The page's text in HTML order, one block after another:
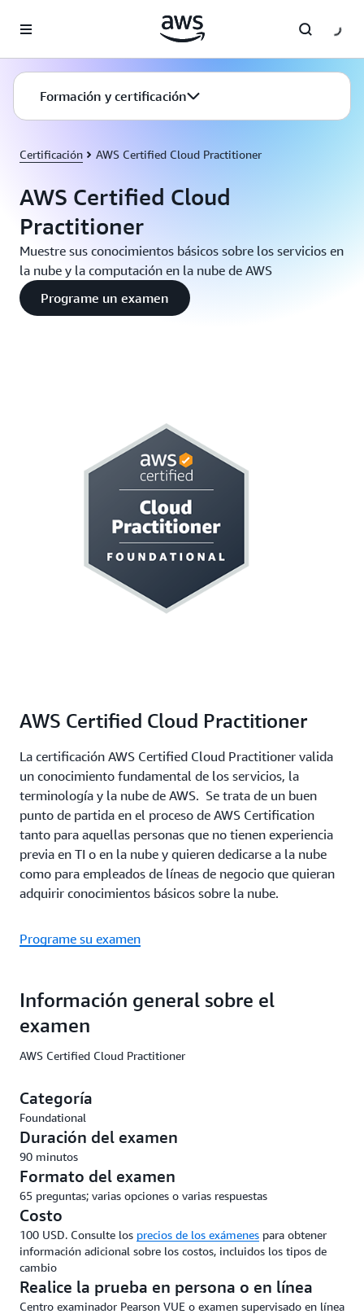
Formación y certificación
Certificación AWS Certified Cloud Practitioner
AWS Certified Cloud
Practitioner
Muestre sus conocimientos básicos sobre los servicios en
la nube y la computación en la nube de AWS
Programe un examen
AWS Certified Cloud Practitioner
La certificación AWS Certified Cloud Practitioner valida
un conocimiento fundamental de los servicios, la
terminología y la nube de AWS. Se trata de un buen
punto de partida en el proceso de AWS Certification
tanto para aquellas personas que no tienen experiencia
previa en TI o en la nube y quieren dedicarse a la nube
como para empleados de líneas de negocio que quieran
adquirir conocimientos básicos sobre la nube.
Programe su examen
Información general sobre el
examen
AWS Certified Cloud Practitioner
Categoría
Foundational
Duración del examen
90 minutos
Formato del examen
65 preguntas; varias opciones o varias respuestas
Costo
100 USD. Consulte los precios de los exámenes para obtener
información adicional sobre los costos, incluidos los tipos de
cambio
Realice la prueba en persona o en línea
Centro examinador Pearson VUE o examen supervisado en línea